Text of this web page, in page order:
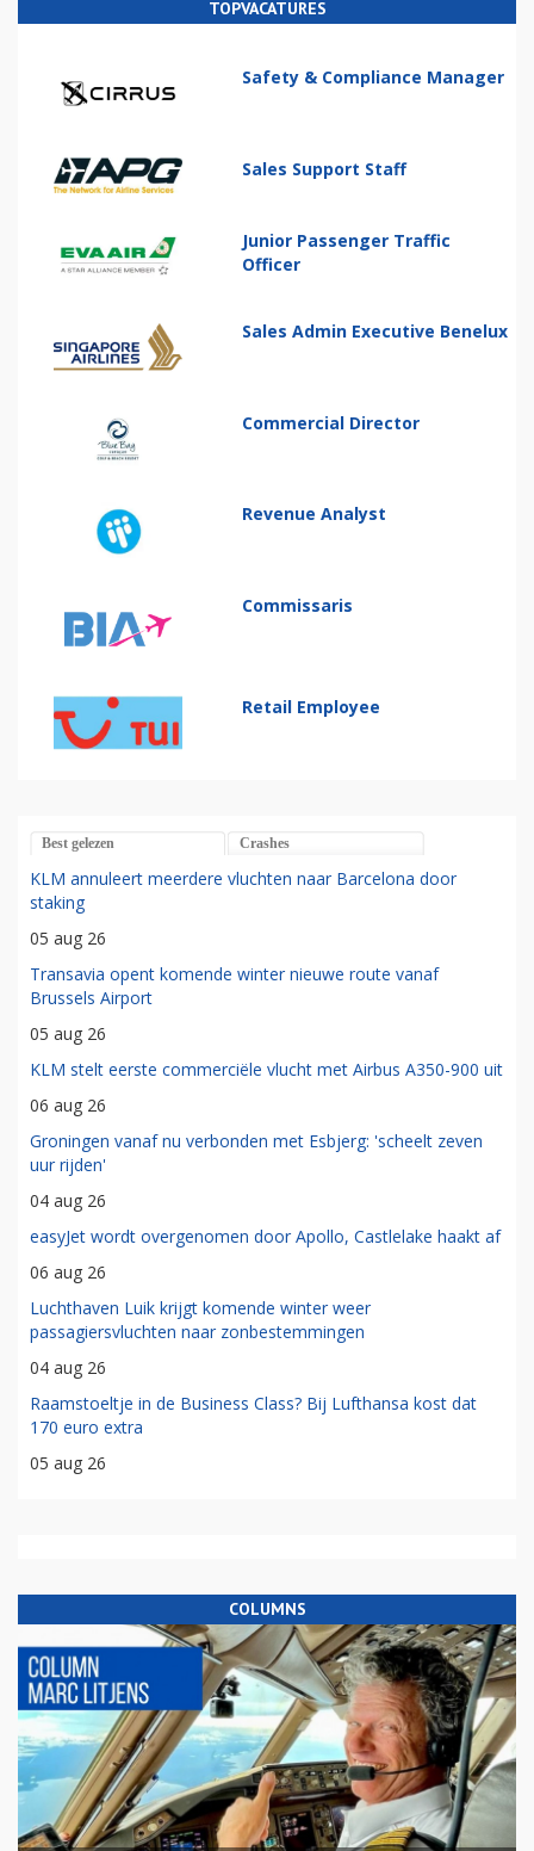
TOPVACATURES
Safety & Compliance Manager
Sales Support Staff
Junior Passenger Traffic
Officer
Sales Admin Executive Benelux
Commercial Director
Revenue Analyst
Commissaris
Retail Employee
Best gelezen Crashes
KLM annuleert meerdere vluchten naar Barcelona door
staking
05 aug 26
Transavia opent komende winter nieuwe route vanaf
Brussels Airport
05 aug 26
KLM stelt eerste commerciële vlucht met Airbus A350-900 uit
06 aug 26
Groningen vanaf nu verbonden met Esbjerg: 'scheelt zeven
uur rijden'
04 aug 26
easyJet wordt overgenomen door Apollo, Castlelake haakt af
06 aug 26
Luchthaven Luik krijgt komende winter weer
passagiersvluchten naar zonbestemmingen
04 aug 26
Raamstoeltje in de Business Class? Bij Lufthansa kost dat
170 euro extra
05 aug 26
COLUMNS